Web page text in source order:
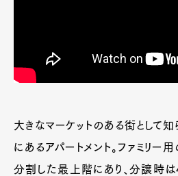
大きなマーケットのある街として知
にあるアパートメント。ファミリ
分割した最上階にあり、分譲時